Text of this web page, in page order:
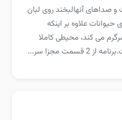
و صداهای آنها‏لبخند روی لبان
علاوه بر اینکه
می کند، محیطی کاملا
مجزا سر...